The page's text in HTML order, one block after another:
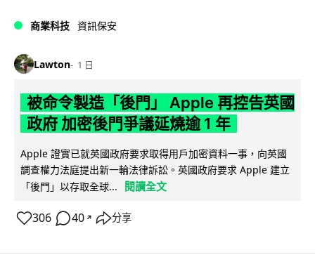
商業科技 資訊保安
Lawton 1 日
被命令製造「後門」 Apple 再控告英國
政府 加密後門爭議延燒逾 1 年
Apple 證實已就英國政府要求取得用戶加密資料一事，向英國
調查權力法庭提出新一輪法律訴訟。英國政府要求 Apple 建立
「後門」以存取全球...
閱讀全文
306 40 ↗ 分享